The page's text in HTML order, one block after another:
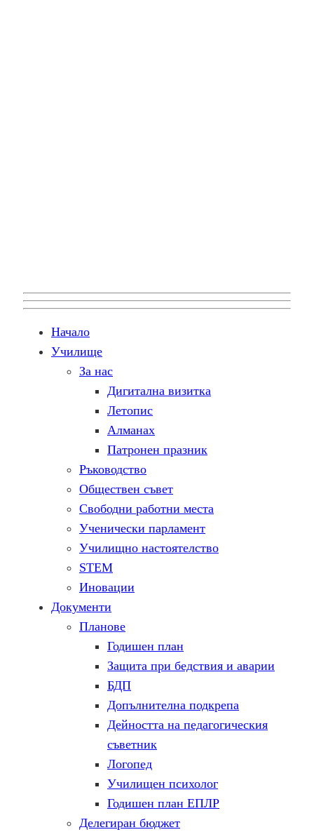
Начало
Училище
За нас
Дигитална визитка
Летопис
Алманах
Патронен празник
Ръководство
Обществен съвет
Свободни работни места
Ученически парламент
Училищно настоятелство
STEM
Иновации
Документи
Планове
Годишен план
Защита при бедствия и аварии
БДП
Допълнителна подкрепа
Дейността на педагогическия
съветник
Логопед
Училищен психолог
Годишен план ЕПЛР
Делегиран бюджет